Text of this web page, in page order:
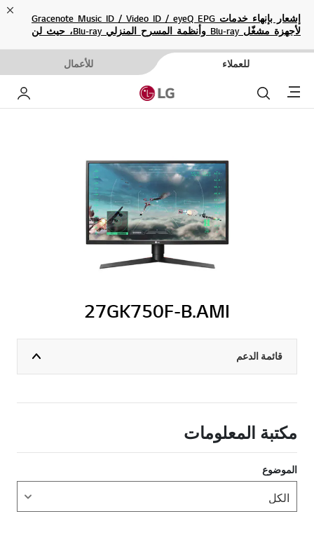
إشعار بإنهاء خدمات Gracenote Music ID / Video ID / eyeQ EPG
لأجهزة مشغّل Blu-ray وأنظمة المسرح المنزلي Blu-ray، حيث لن
للعملاء للأعمال
Menu بحث
27GK750F-B.AMI
قائمة الدعم
مكتبة المعلومات
الموضوع